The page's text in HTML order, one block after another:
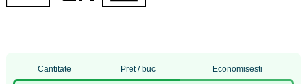
Cantitate Pret / buc Economisesti